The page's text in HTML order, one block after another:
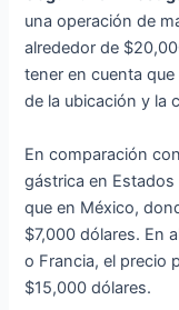
una operación de
alrededor de
tener en cuenta
de la ubicación y la
En comparación
gástrica en
que en México,
$7,000 dólares. En
o Francia, el precio
$15,000 dólares.